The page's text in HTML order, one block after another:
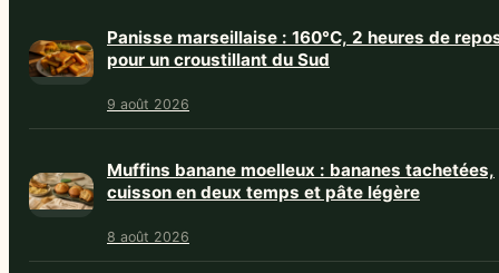
Panisse marseillaise : 160°C, 2 heures de
pour un croustillant du Sud
9 août 2026
Muffins banane moelleux : bananes tachetées,
cuisson en deux temps et pâte légère
8 août 2026